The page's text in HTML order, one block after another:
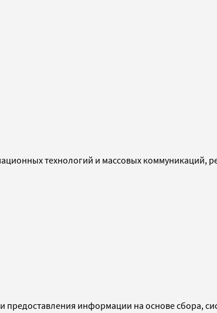
технологий и массовых коммуникаций,
информации на основе сбора,